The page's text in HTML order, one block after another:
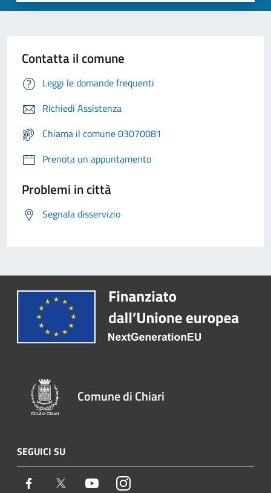
Contatta il comune
Leggi le domande frequenti
Richiedi Assistenza
Chiama il comune 03070081
Prenota un appuntamento
Problemi in città
Segnala disservizio
Comune di Chiari
SEGUICI SU
Facebook Twitter YoutubeInstagram